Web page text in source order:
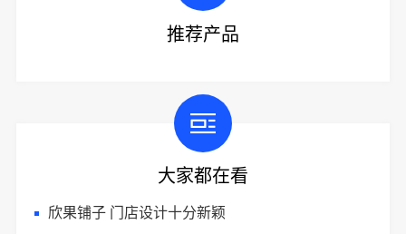
推荐产品
大家都在看
欣果铺子 门店设计十分新颖